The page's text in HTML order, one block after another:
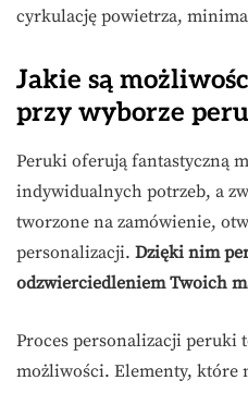
cyrkulację powietrza,
Jakie są
przy wyborze
Peruki oferują fantastyczną
indywidualnych potrzeb, a
tworzone na zamówienie,
personalizacji. Dzięki nim
odzwierciedleniem Twoich
Proces personalizacji peruki
możliwości. Elementy, które